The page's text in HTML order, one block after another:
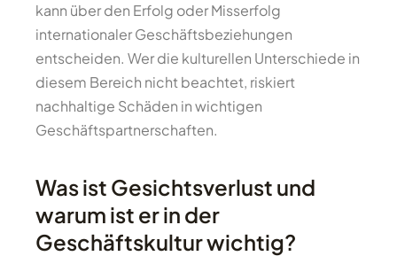
kann über den Erfolg oder Misserfolg
internationaler Geschäftsbeziehungen
entscheiden. Wer die kulturellen Unterschiede in
diesem Bereich nicht beachtet, riskiert
nachhaltige Schäden in wichtigen
Geschäftspartnerschaften.
Was ist Gesichtsverlust und
warum ist er in der
Geschäftskultur wichtig?